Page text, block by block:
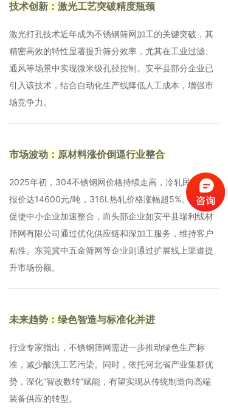
技术创新：激光工艺突破精度瓶颈
激光打孔技术近年成为不锈钢筛网加工的关键突破，其
精密高效的特性显著提升筛分效率，尤其在工业过滤、
通风等场景中实现微米级孔径控制。安平县部分企业已
引入该技术，结合自动化生产线降低人工成本，增强市
场竞争力‌。
市场波动：原材料涨价倒逼行业整合
2025年初，304不锈钢网价格持续走高，冷轧民营钢厂
报价达14600元/吨，316L热轧价格涨幅超5%。涨价潮
促使中小企业加速整合，而头部企业如安平县瑞利线材
筛网有限公司通过优化供应链和深加工服务，维持客户
粘性‌。东莞冀中五金筛网等企业则通过扩展线上渠道提
升市场份额‌。
未来趋势：绿色智造与标准化并进
行业专家指出，不锈钢筛网需进一步推动绿色生产标
准，减少酸洗工艺污染。同时，依托河北省产业集群优
势，深化“智改数转”赋能，有望实现从传统制造向高端
装备供应的转型‌。